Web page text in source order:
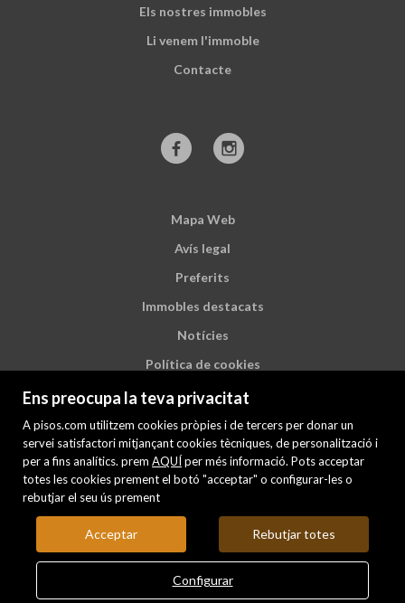
Ens preocupa la teva privacitat
A pisos.com utilitzem cookies pròpies i de tercers per donar un
servei satisfactori mitjançant cookies tècniques, de personalització i
per a fins analítics. prem AQUÍ per més informació. Pots acceptar
totes les cookies prement el botó "acceptar" o configurar-les o
rebutjar el seu ús prement
Acceptar Rebutjar totes
Configurar
Els nostres immobles
Li venem l'immoble
Contacte
Mapa Web
Avís legal
Preferits
Immobles destacats
Notícies
Política de cookies